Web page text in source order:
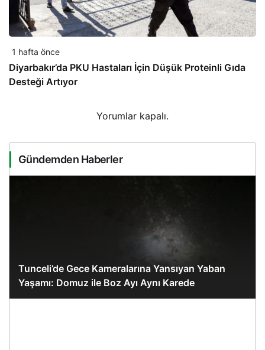
1 hafta önce
Diyarbakır’da PKU Hastaları İçin Düşük Proteinli Gıda
Desteği Artıyor
Yorumlar kapalı.
Gündemden Haberler
Tunceli’de Gece Kameralarına Yansıyan Yaban
Yaşamı: Domuz ile Boz Ayı Aynı Karede